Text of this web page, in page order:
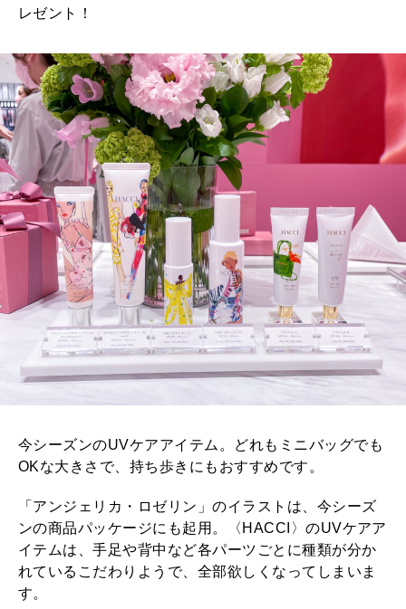
レゼント！
今シーズンのUVケアアイテム。どれもミニバッグでも
OKな大きさで、持ち歩きにもおすすめです。
「アンジェリカ・ロゼリン」のイラストは、今シーズ
ンの商品パッケージにも起用。〈HACCI〉のUVケアア
イテムは、手足や背中など各パーツごとに種類が分か
れているこだわりようで、全部欲しくなってしまいま
す。